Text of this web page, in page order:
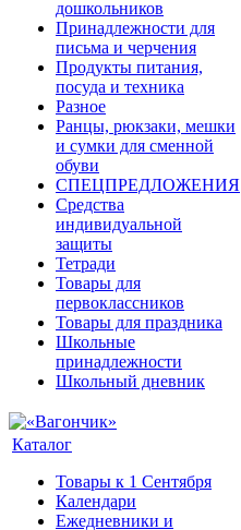
дошкольников
Принадлежности для
письма и черчения
Продукты питания,
посуда и техника
Разное
Ранцы, рюкзаки, мешки
и сумки для сменной
обуви
СПЕЦПРЕДЛОЖЕНИЯ
Средства
индивидуальной
защиты
Тетради
Товары для
первоклассников
Товары для праздника
Школьные
принадлежности
Школьный дневник
Каталог
Товары к 1 Сентября
Календари
Ежедневники и